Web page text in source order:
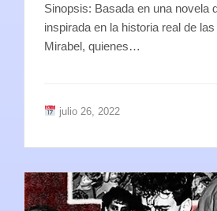
Sinopsis: Basada en una novela
inspirada en la historia real de
Mirabel, quienes…
julio 26, 2022